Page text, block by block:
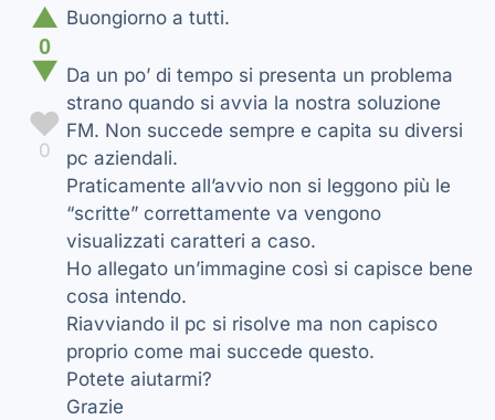
▲
0
▼
♥
0
Buongiorno a tutti.
Da un po’ di tempo si presenta un problema
strano quando si avvia la nostra soluzione
FM. Non succede sempre e capita su diversi
pc aziendali.
Praticamente all’avvio non si leggono più le
“scritte” correttamente va vengono
visualizzati caratteri a caso.
Ho allegato un’immagine così si capisce bene
cosa intendo.
Riavviando il pc si risolve ma non capisco
proprio come mai succede questo.
Potete aiutarmi?
Grazie